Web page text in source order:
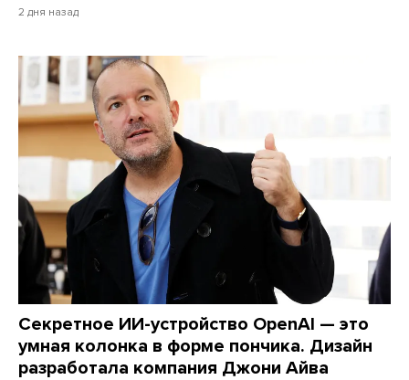
2 дня назад
Секретное ИИ-устройство OpenAI — это
умная колонка в форме пончика. Дизайн
разработала компания Джони Айва